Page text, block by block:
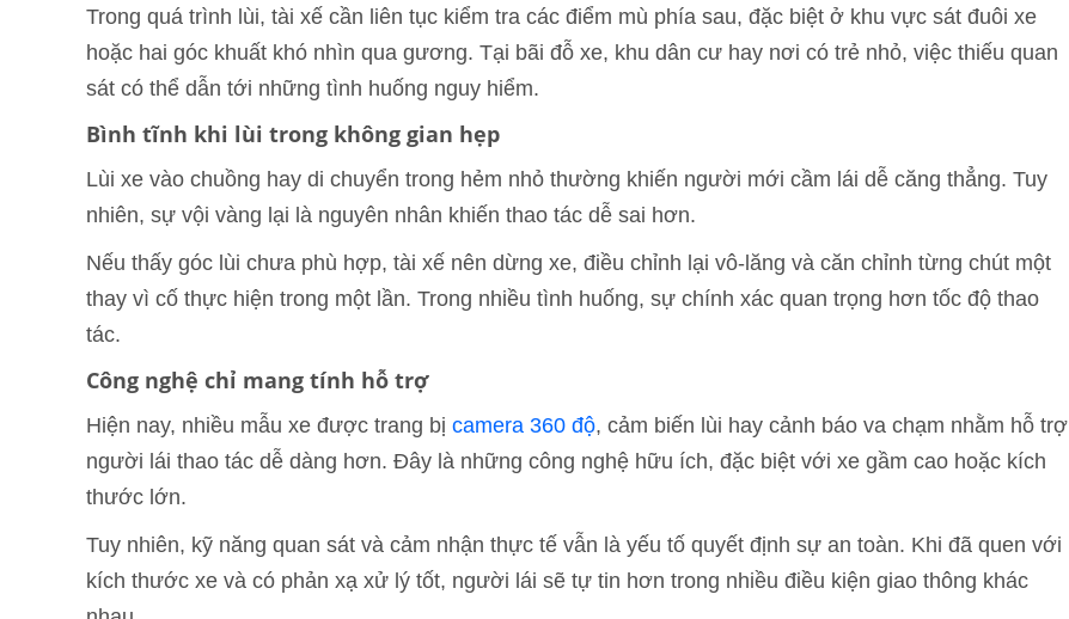
Trong quá trình lùi, tài xế cần liên tục kiểm tra các điểm mù phía sau, đặc biệt ở khu vực sát đuôi xe
hoặc hai góc khuất khó nhìn qua gương. Tại bãi đỗ xe, khu dân cư hay nơi có trẻ nhỏ, việc thiếu quan
sát có thể dẫn tới những tình huống nguy hiểm.
Bình tĩnh khi lùi trong không gian hẹp
Lùi xe vào chuồng hay di chuyển trong hẻm nhỏ thường khiến người mới cầm lái dễ căng thẳng. Tuy
nhiên, sự vội vàng lại là nguyên nhân khiến thao tác dễ sai hơn.
Nếu thấy góc lùi chưa phù hợp, tài xế nên dừng xe, điều chỉnh lại vô-lăng và căn chỉnh từng chút một
thay vì cố thực hiện trong một lần. Trong nhiều tình huống, sự chính xác quan trọng hơn tốc độ thao
tác.
Công nghệ chỉ mang tính hỗ trợ
Hiện nay, nhiều mẫu xe được trang bị camera 360 độ, cảm biến lùi hay cảnh báo va chạm nhằm hỗ trợ
người lái thao tác dễ dàng hơn. Đây là những công nghệ hữu ích, đặc biệt với xe gầm cao hoặc kích
thước lớn.
Tuy nhiên, kỹ năng quan sát và cảm nhận thực tế vẫn là yếu tố quyết định sự an toàn. Khi đã quen với
kích thước xe và có phản xạ xử lý tốt, người lái sẽ tự tin hơn trong nhiều điều kiện giao thông khác